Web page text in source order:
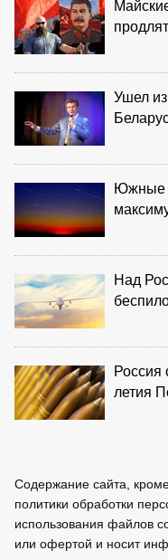
Ушел
Южные
Над
Россия
летия
Содержание сайта,
политики обработки
использования файлов
или офертой и носит